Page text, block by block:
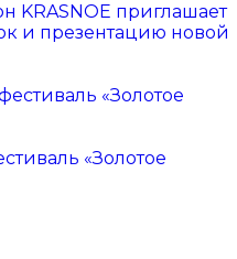
приглашает
и презентацию новой
«Золотое